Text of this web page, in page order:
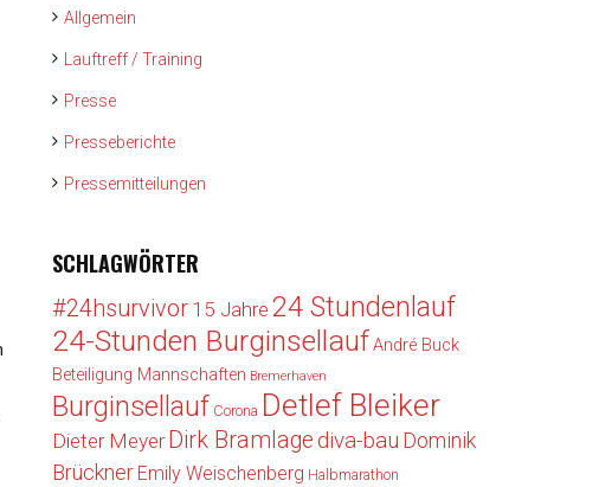
Allgemein
Lauftreff / Training
Presse
Presseberichte
Pressemitteilungen
SCHLAGWÖRTER
#24hsurvivor 15 Jahre 24 Stundenlauf
24-Stunden BurginsellaufAndré Buck
Beteiligung Mannschaften Bremerhaven
Burginsellauf Corona Detlef Bleiker
Dieter Meyer Dirk Bramlagediva-bau Dominik
Brückner Emily Weischenberg Halbmarathon